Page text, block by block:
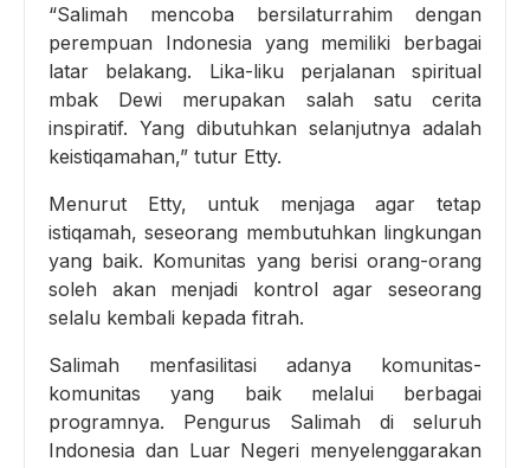
“Salimah mencoba bersilaturrahim dengan
perempuan Indonesia yang memiliki berbagai
latar belakang. Lika-liku perjalanan spiritual
mbak Dewi merupakan salah satu cerita
inspiratif. Yang dibutuhkan selanjutnya adalah
keistiqamahan,” tutur Etty.
Menurut Etty, untuk menjaga agar tetap
istiqamah, seseorang membutuhkan lingkungan
yang baik. Komunitas yang berisi orang-orang
soleh akan menjadi kontrol agar seseorang
selalu kembali kepada fitrah.
Salimah menfasilitasi adanya komunitas-
komunitas yang baik melalui berbagai
programnya. Pengurus Salimah di seluruh
Indonesia dan Luar Negeri menyelenggarakan